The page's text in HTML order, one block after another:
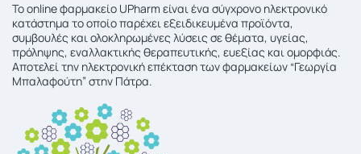
To online φαρμακείο UPharm είναι ένα σύγχρονο ηλεκτρονικό
κατάστημα το οποίο παρέχει εξειδικευμένα προϊόντα,
συμβουλές και ολοκληρωμένες λύσεις σε θέματα, υγείας,
πρόληψης, εναλλακτικής θεραπευτικής, ευεξίας και ομορφιάς.
Αποτελεί την ηλεκτρονική επέκταση των φαρμακείων “Γεωργία
Μπαλαφούτη” στην Πάτρα.